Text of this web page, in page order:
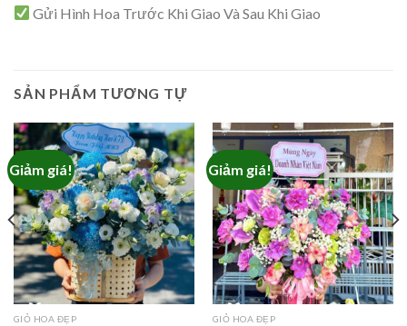
Gửi Hình Hoa Trước Khi Giao Và Sau Khi Giao
SẢN PHẨM TƯƠNG TỰ
Giảm giá!
GIỎ HOA ĐẸP
Giảm giá!
GIỎ HOA ĐẸP